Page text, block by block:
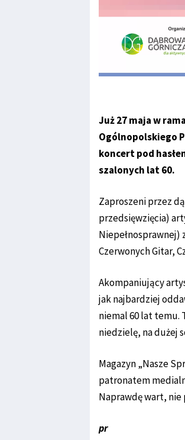
Już 27 maja w
Ogólnopolskiego
koncert pod
szalonych lat 60.
Zaproszeni przez
przedsięwzięcia)
Czerwonych Gitar,
Akompaniujący
jak najbardziej
niemal 60 lat temu.
niedzielę, na dużej
Magazyn „Nasze
patronatem
Naprawdę wart, nie
pr